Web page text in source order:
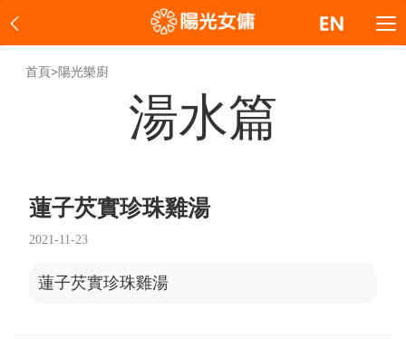
首頁> 陽光樂廚
湯水篇
蓮子芡實珍珠雞湯
2021-11-23
蓮子芡實珍珠雞湯